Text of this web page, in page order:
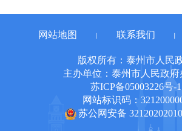
网站地图 联系我们
版权所有：泰州市人民
主办单位：泰州市人民政府
苏ICP备05003226号-1
网站标识码：
苏公网安备